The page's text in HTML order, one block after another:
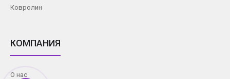
Ковролин
КОМПАНИЯ
О нас